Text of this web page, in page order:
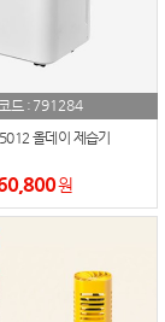
드 : 791284
올데이 제습기
원